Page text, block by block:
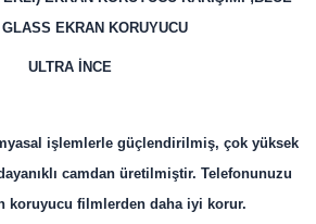
GLASS EKRAN KORUYUCU
ULTRA İNCE
işlemlerle güçlendirilmiş, çok yüksek
camdan üretilmiştir. Telefonunuzu
koruyucu filmlerden daha iyi korur.